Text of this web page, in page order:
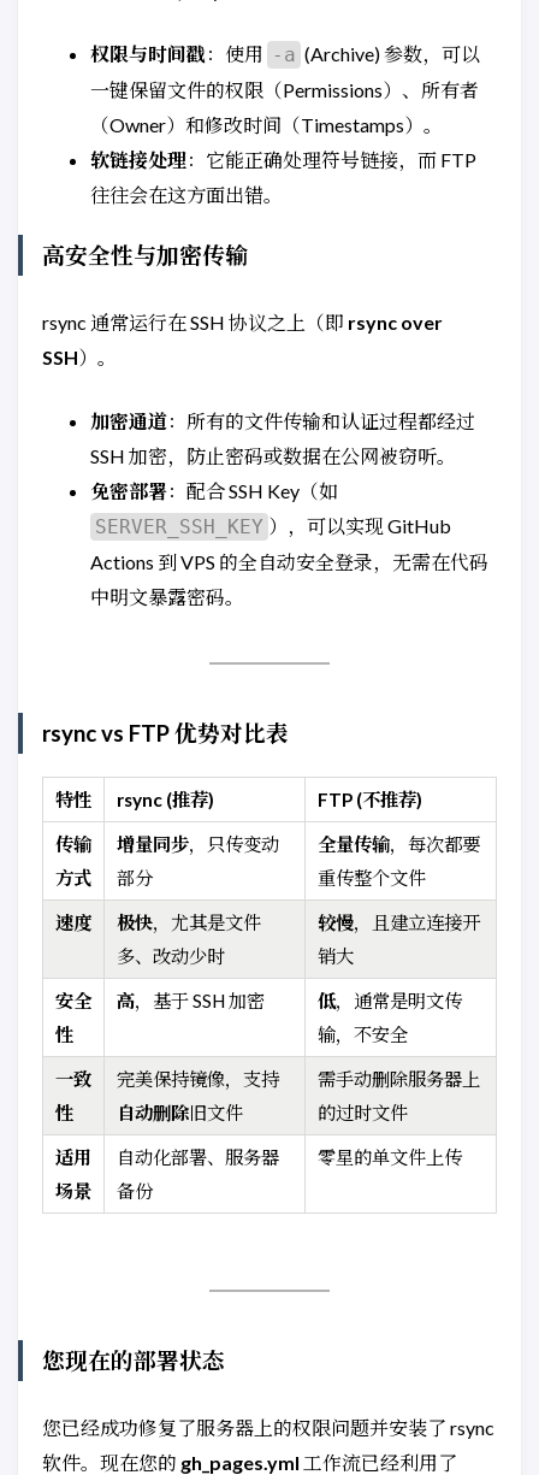
权限与时间戳 ：使用 -a (Archive) 参数，可以
一键保留文件的权限（Permissions）、所有者
（Owner）和修改时间（Timestamps）。
软链接处理：它能正确处理符号链接，而 FTP
往往会在这方面出错。
高安全性与加密传输
rsync 通常运行在 SSH 协议之上（即 rsync over
SSH）。
加密通道：所有的文件传输和认证过程都经过
SSH 加密，防止密码或数据在公网被窃听。
免密部署：配合 SSH Key（如
SERVER_SSH_KEY ），可以实现 GitHub
Actions 到 VPS 的全自动安全登录，无需在代码
中明文暴露密码。
rsync vs FTP 优势对比表
特性 rsync (推荐) FTP (不推荐)
传输
方式
增量同步，只传变动
部分
全量传输，每次都要
重传整个文件
速度 极快，尤其是文件
多、改动少时
较慢，且建立连接开
销大
安全
性
高，基于 SSH 加密 低，通常是明文传
输，不安全
一致
性
完美保持镜像，支持
自动删除旧文件
需手动删除服务器上
的过时文件
适用
场景
自动化部署、服务器
备份
零星的单文件上传
您现在的部署状态
您已经成功修复了服务器上的权限问题并安装了 rsync
软件。现在您的 gh_pages.yml 工作流已经利用了